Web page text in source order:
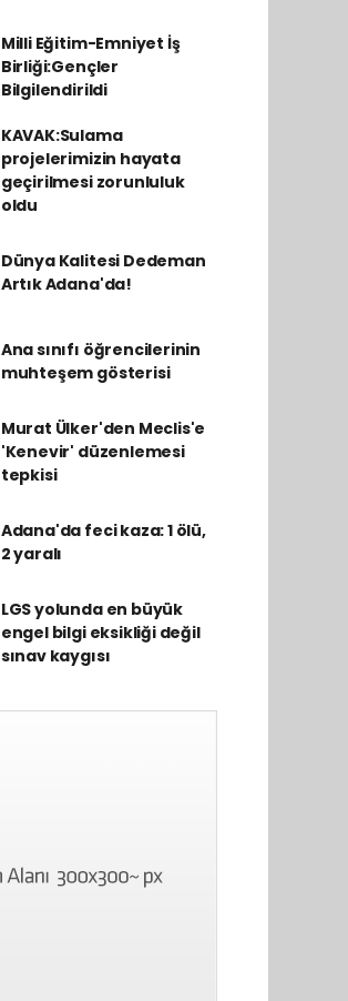
Milli Eğitim-Emniyet İş
Birliği:Gençler
Bilgilendirildi
KAVAK:Sulama
projelerimizin hayata
geçirilmesi zorunluluk
oldu
Dünya Kalitesi Dedeman
Artık Adana'da!
Ana sınıfı öğrencilerinin
muhteşem gösterisi
Murat Ülker'den Meclis'e
'Kenevir' düzenlemesi
tepkisi
Adana'da feci kaza: 1 ölü,
2 yaralı
LGS yolunda en büyük
engel bilgi eksikliği değil
sınav kaygısı